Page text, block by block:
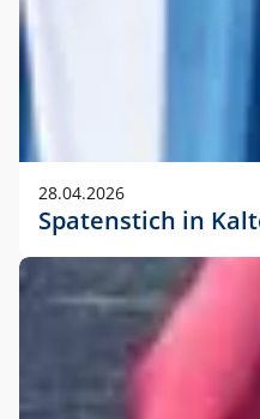
28.04.2026
Spatenstich in